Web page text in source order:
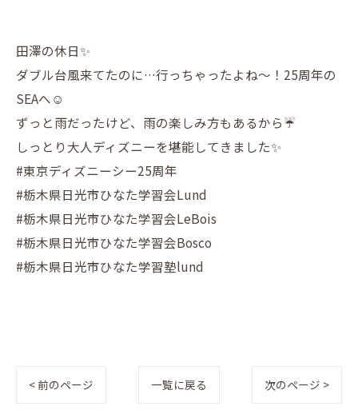
田澤の休日✨️
ダブル台風来てたのに…行っちゃったよね〜！25周年の
SEAへ☺️
ずっと雨だったけど、雨の楽しみ方もあるから☔️
しっとり大人ディズニーを堪能してきました✨️
#東京ディズニーシー25周年
#栃木県日光市ひなた学習会Lund
#栃木県日光市ひなた学習会LeBois
#栃木県日光市ひなた学習会Bosco
#栃木県日光市ひなた学習塾lund
< 前のページ 一覧に戻る 次のページ >